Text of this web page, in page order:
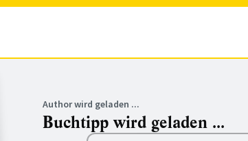
Author wird geladen ...
Buchtipp wird geladen ...